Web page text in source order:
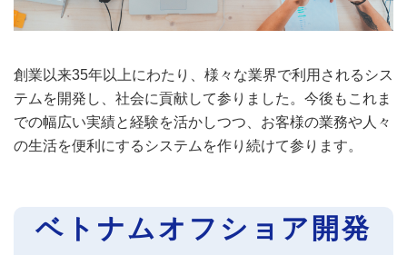
創業以来35年以上にわたり、様々な業界で利用されるシス
テムを開発し、社会に貢献して参りました。今後もこれま
での幅広い実績と経験を活かしつつ、お客様の業務や人々
の生活を便利にするシステムを作り続けて参ります。
ベトナムオフショア開発